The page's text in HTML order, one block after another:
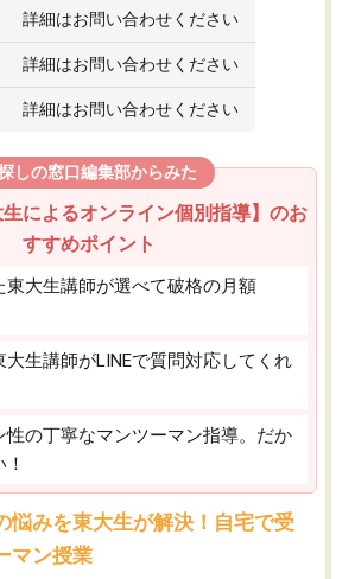
詳細はお問い合わせください
詳細はお問い合わせください
詳細はお問い合わせください
しの窓口編集部からみた
生によるオンライン個別指導】のお
すすめポイント
東大生講師が選べて破格の月額
生講師がLINEで質問対応してくれ
性の丁寧なマンツーマン指導。だか
悩みを東大生が解決！自宅で受
マン授業